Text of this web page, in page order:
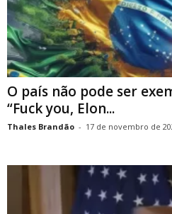
O país não pode ser
“Fuck you, Elon...
Thales Brandão - 17 de novembro de